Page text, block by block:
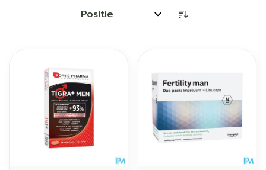
Sorteer op: